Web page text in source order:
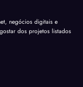
negócios digitais e
dos projetos listados